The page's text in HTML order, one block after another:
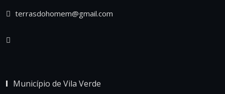
terrasdohomem@gmail.com
Município de Vila Verde